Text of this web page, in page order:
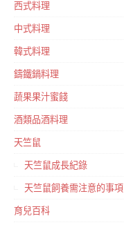
西式料理
中式料理
韓式料理
鑄鐵鍋料理
蔬果果汁蜜餞
酒類品酒料理
天竺鼠
天竺鼠成長紀錄
天竺鼠飼養需注意的事項
育兒百科